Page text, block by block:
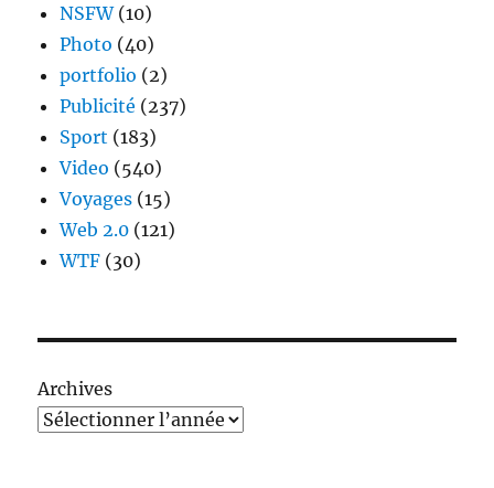
NSFW(10)
Photo (40)
portfolio (2)
Publicité (237)
Sport (183)
Video (540)
Voyages (15)
Web 2.0 (121)
WTF (30)
Archives